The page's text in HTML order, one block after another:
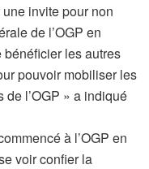
une invite pour non
de l’OGP en
les autres
pouvoir mobiliser les
de l’OGP » a indiqué
à l’OGP en
voir confier la